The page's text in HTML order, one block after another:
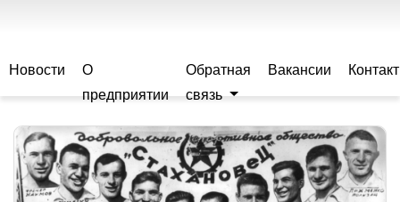
Новости
О
предприятии
Обратная
связь
Вакансии